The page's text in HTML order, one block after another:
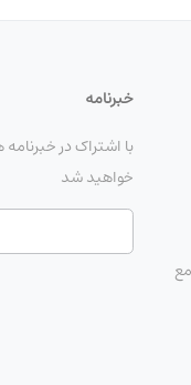
خبرنامه
با اشتراک در
خواهید شد